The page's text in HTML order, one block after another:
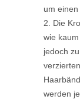
um
Die
wie
jedoch
werden